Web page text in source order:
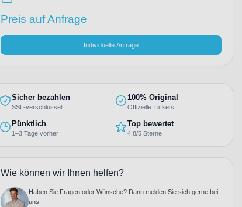
Preis auf Anfrage
Individuelle Anfrage
Sicher bezahlen
SSL-verschlüsselt
100% Original
Offizielle Tickets
Pünktlich
1–3 Tage vorher
Top bewertet
4,8/5 Sterne
Wie können wir Ihnen helfen?
Haben Sie Fragen oder Wünsche? Dann melden Sie sich gerne bei
uns.